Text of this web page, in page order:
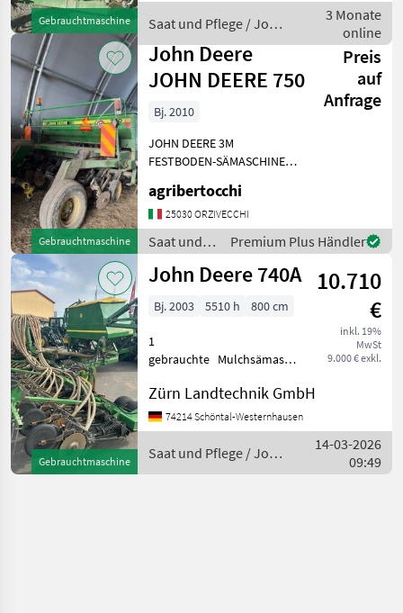
740
A
MARKTPLATZ
Marktplatz Händlerangebote Kleinanzeigen
Gebrauchtmaschine
________ Fahrwerk, hydr.
klappba
Saat und Pflege / John
Deere
3 Monate
online
Gebrauchtmaschine
John Deere
JOHN DEERE 750
Preis
auf
Anfrage
Bj. 2010
JOHN DEERE 3M
FESTBODEN-SÄMASCHINE
SCHEIBENSÄMASCHINE Saat
und Pflege Drillmaschinen
agribertocchi
25030 ORZIVECCHI
Saat und
Pflege /
John Deere
Premium Plus Händler
Gebrauchtmaschine
John Deere 740A
10.710
€
inkl. 19%
MwSt
9.000 € exkl.
Bj. 2003 5510 h 800 cm
1
gebrauchte Mulchsämaschine
Modell: 740A
Seriennummer:
Z0740AB700302
Erfassungsnummer: 610983
Zürn Landtechnik GmbH
74214 Schöntal-Westernhausen
Saat und Pflege / John
Deere
14-03-2026
09:49